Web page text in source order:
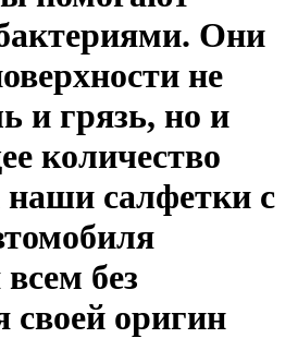
Они
не
и грязь, но и
количество
наши салфетки с
без
своей оригин